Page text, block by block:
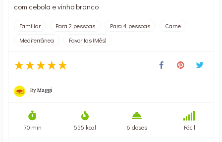
com cebola e vinho branco
Familiar Para 2 pessoas Para 4 pessoas
Carne
Mediterrânea
Favoritas (Mês)
ByMaggi
70 min 555 kcal 6 doses Fácil